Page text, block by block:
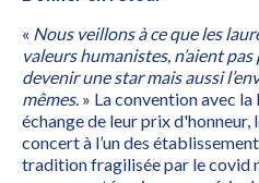
« Nous veillons à ce que les
valeurs humanistes, n’aient
devenir une star mais aussi
mêmes. » La convention avec
échange de leur prix
concert à l’un des
tradition fragilisée par le covid